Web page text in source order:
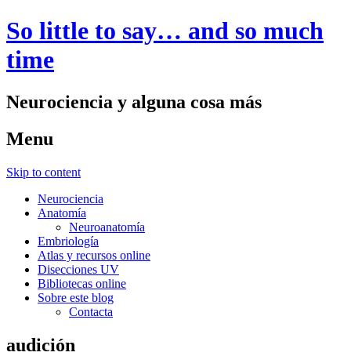
So little to say… and so much
time
Neurociencia y alguna cosa más
Menu
Skip to content
Neurociencia
Anatomía
Neuroanatomía
Embriología
Atlas y recursos online
Disecciones UV
Bibliotecas online
Sobre este blog
Contacta
audición